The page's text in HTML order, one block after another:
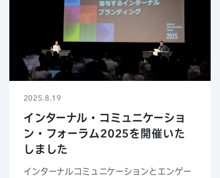
2025.8.19
インターナル・コミュニケーショ
ン・フォーラム2025を開催いた
しました
インターナルコミュニケーションとエンゲー